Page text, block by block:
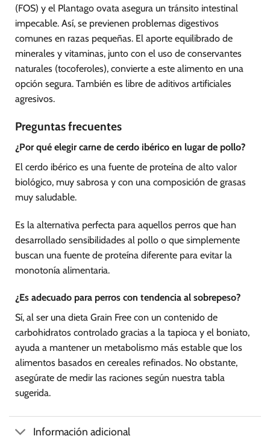
(FOS) y el Plantago ovata asegura un tránsito intestinal
impecable. Así, se previenen problemas digestivos
comunes en razas pequeñas. El aporte equilibrado de
minerales y vitaminas, junto con el uso de conservantes
naturales (tocoferoles), convierte a este alimento en una
opción segura. También es libre de aditivos artificiales
agresivos.
Preguntas frecuentes
¿Por qué elegir carne de cerdo ibérico en lugar de pollo?
El cerdo ibérico es una fuente de proteína de alto valor
biológico, muy sabrosa y con una composición de grasas
muy saludable.
Es la alternativa perfecta para aquellos perros que han
desarrollado sensibilidades al pollo o que simplemente
buscan una fuente de proteína diferente para evitar la
monotonía alimentaria.
¿Es adecuado para perros con tendencia al sobrepeso?
Sí, al ser una dieta Grain Free con un contenido de
carbohidratos controlado gracias a la tapioca y el boniato,
ayuda a mantener un metabolismo más estable que los
alimentos basados en cereales refinados. No obstante,
asegúrate de medir las raciones según nuestra tabla
sugerida.
Información adicional